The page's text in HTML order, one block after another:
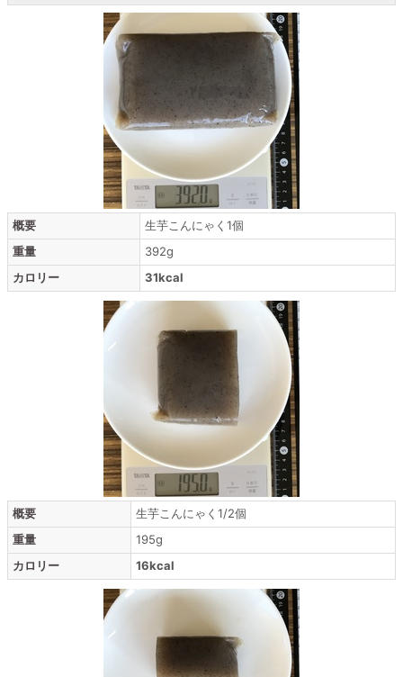
概要
生芋こんにゃく1個
重量
392g
カロリー
31kcal
概要
生芋こんにゃく1/2個
重量
195g
カロリー
16kcal